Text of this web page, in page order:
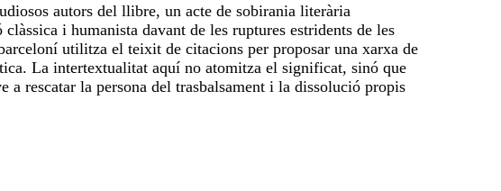
autors del llibre, un acte de sobirania literària
i humanista davant de les ruptures estridents de les
utilitza el teixit de citacions per proposar una xarxa de
La intertextualitat aquí no atomitza el significat, sinó que
a rescatar la persona del trasbalsament i la dissolució propis